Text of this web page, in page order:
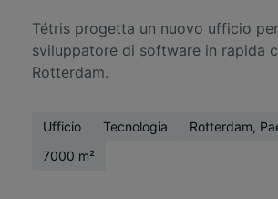
Tétris progetta un nuovo ufficio
sviluppatore di software in rapida
Rotterdam.
Ufficio Tecnologia
7000 m²